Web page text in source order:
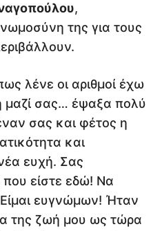
,
της για τους
λένε οι αριθμοί έχω
μαζί σας… έψαξα πολύ
σας και φέτος η
και
ευχή. Σας
είστε εδώ! Να
ευγνώμων! Ήταν
της ζωή μου ως τώρα